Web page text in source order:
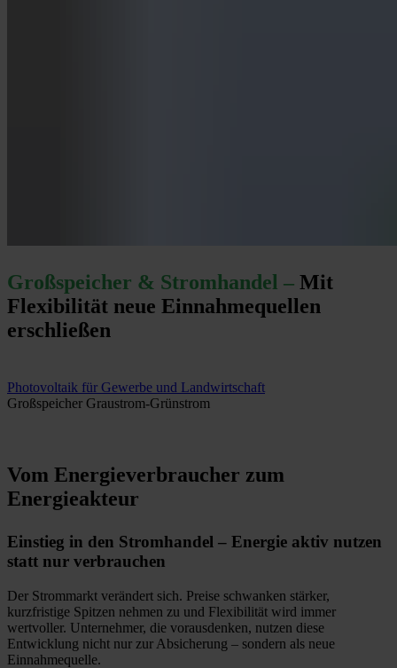
Großspeicher & Stromhandel – Mit
Flexibilität neue Einnahmequellen
erschließen
Photovoltaik für Gewerbe und Landwirtschaft
Großspeicher Graustrom-Grünstrom
Vom Energieverbraucher zum
Energieakteur
Einstieg in den Stromhandel – Energie aktiv nutzen
statt nur verbrauchen
Der Strommarkt verändert sich. Preise schwanken stärker,
kurzfristige Spitzen nehmen zu und Flexibilität wird immer
wertvoller. Unternehmer, die vorausdenken, nutzen diese
Entwicklung nicht nur zur Absicherung – sondern als neue
Einnahmequelle.